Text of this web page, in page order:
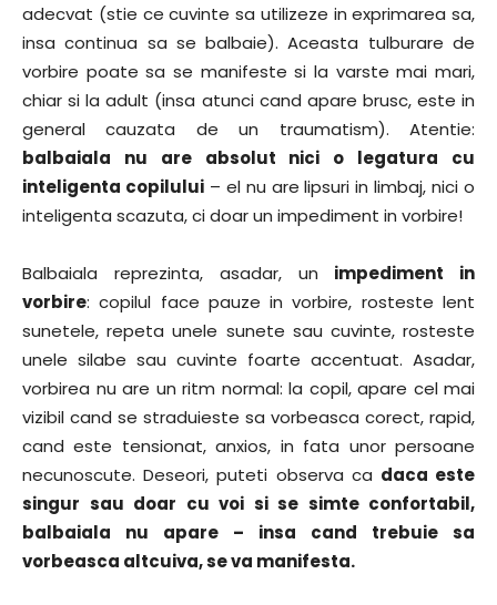
adecvat (stie ce cuvinte sa utilizeze in exprimarea sa,
insa continua sa se balbaie). Aceasta tulburare de
vorbire poate sa se manifeste si la varste mai mari,
chiar si la adult (insa atunci cand apare brusc, este in
general cauzata de un traumatism). Atentie:
balbaiala nu are absolut nici o legatura cu
inteligenta copilului– el nu are lipsuri in limbaj, nici o
inteligenta scazuta, ci doar un impediment in vorbire!
Balbaiala reprezinta, asadar, un impediment in
vorbire: copilul face pauze in vorbire, rosteste lent
sunetele, repeta unele sunete sau cuvinte, rosteste
unele silabe sau cuvinte foarte accentuat. Asadar,
vorbirea nu are un ritm normal: la copil, apare cel mai
vizibil cand se straduieste sa vorbeasca corect, rapid,
cand este tensionat, anxios, in fata unor persoane
necunoscute. Deseori, puteti observa ca daca este
singur sau doar cu voi si se simte confortabil,
balbaiala nu apare – insa cand trebuie sa
vorbeasca altcuiva, se va manifesta.